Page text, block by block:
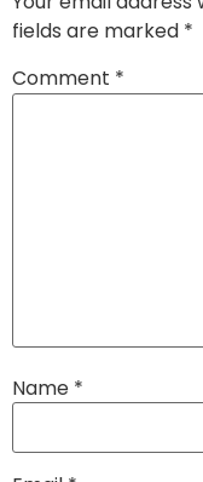
fields are marked *
Comment *
Name *